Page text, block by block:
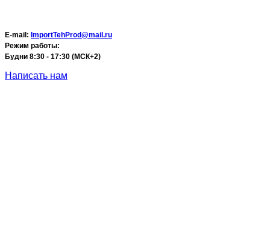
E-mail: ImportTehProd@mail.ru
Режим работы:
Будни 8:30 - 17:30 (МСК+2)
Написать нам